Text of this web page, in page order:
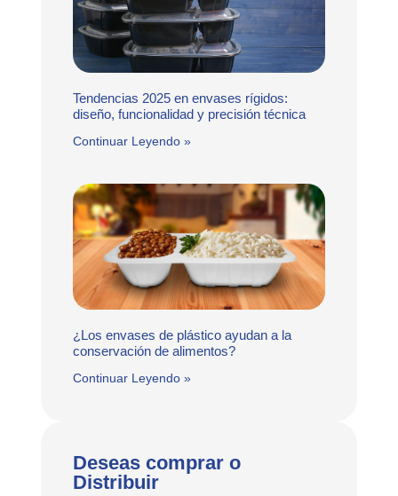
Tendencias 2025 en envases rígidos:
diseño, funcionalidad y precisión técnica
Continuar Leyendo »
¿Los envases de plástico ayudan a la
conservación de alimentos?
Continuar Leyendo »
Deseas comprar o
Distribuir